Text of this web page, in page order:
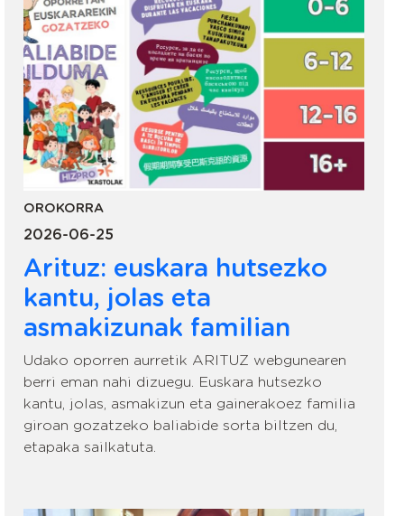
OROKORRA
2026-06-25
Arituz: euskara hutsezko
kantu, jolas eta
asmakizunak familian
Udako oporren aurretik ARITUZ webgunearen
berri eman nahi dizuegu. Euskara hutsezko
kantu, jolas, asmakizun eta gainerakoez familia
giroan gozatzeko baliabide sorta biltzen du,
etapaka sailkatuta.